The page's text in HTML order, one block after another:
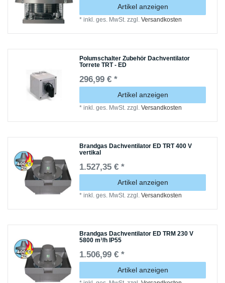
Artikel anzeigen
*inkl. ges. MwSt. zzgl.Versandkosten
Polumschalter Zubehör Dachventilator
Torrete TRT - ED
296,99 € *
Artikel anzeigen
*inkl. ges. MwSt. zzgl.Versandkosten
Brandgas Dachventilator ED TRT 400 V
vertikal
1.527,35 € *
Artikel anzeigen
*inkl. ges. MwSt. zzgl.Versandkosten
Brandgas Dachventilator ED TRM 230 V
5800 m³/h IP55
1.506,99 € *
Artikel anzeigen